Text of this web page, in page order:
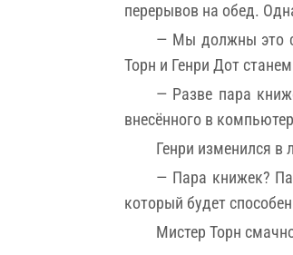
перерывов на обед.
— Мы должны это
Торн и Генри Дот
— Разве пара
внесённого в
Генри изменился в
— Пара книжек?
который будет
Мистер Торн